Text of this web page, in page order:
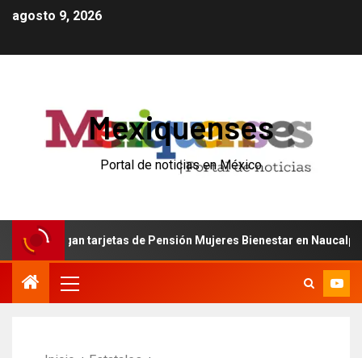
agosto 9, 2026
Mexiquenses
Portal de noticias en México
tarjetas de Pensión Mujeres Bienestar en Naucalpan